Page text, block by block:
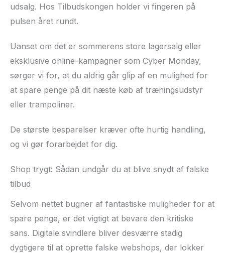
udsalg. Hos Tilbudskongen holder vi fingeren på
pulsen året rundt.
Uanset om det er sommerens store lagersalg eller
eksklusive online-kampagner som Cyber Monday,
sørger vi for, at du aldrig går glip af en mulighed for
at spare penge på dit næste køb af træningsudstyr
eller trampoliner.
De største besparelser kræver ofte hurtig handling,
og vi gør forarbejdet for dig.
Shop trygt: Sådan undgår du at blive snydt af falske
tilbud
Selvom nettet bugner af fantastiske muligheder for at
spare penge, er det vigtigt at bevare den kritiske
sans. Digitale svindlere bliver desværre stadig
dygtigere til at oprette falske webshops, der lokker